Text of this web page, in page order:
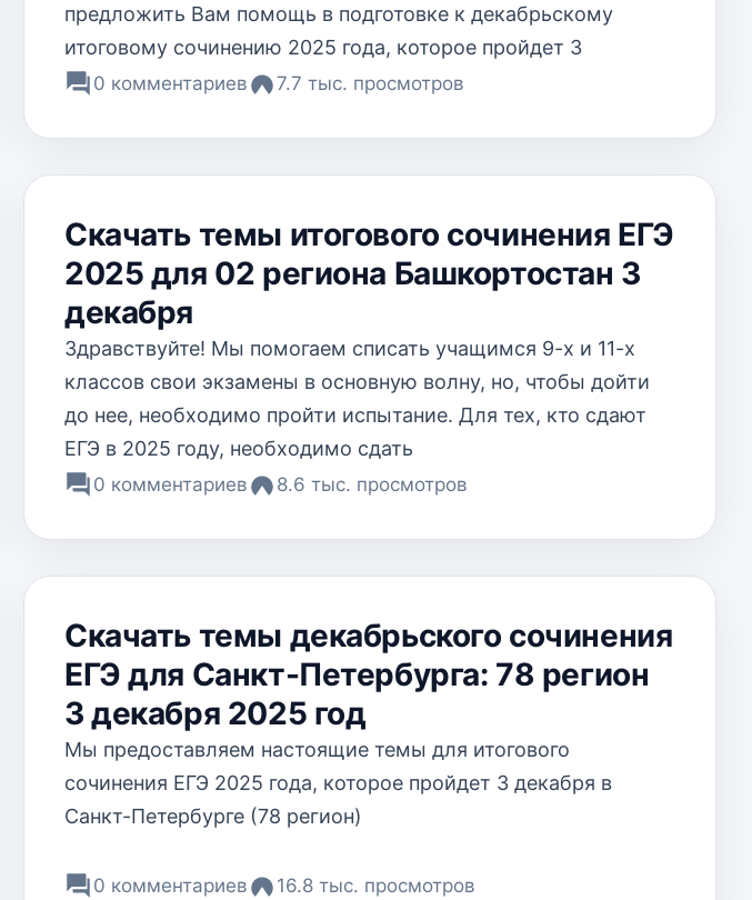
предложить Вам помощь в подготовке к декабрьскому
итоговому сочинению 2025 года, которое пройдет 3
0 комментариев 7.7 тыс. просмотров
Скачать темы итогового сочинения ЕГЭ
2025 для 02 региона Башкортостан 3
декабря
Здравствуйте! Мы помогаем списать учащимся 9-х и 11-х
классов свои экзамены в основную волну, но, чтобы дойти
до нее, необходимо пройти испытание. Для тех, кто сдают
ЕГЭ в 2025 году, необходимо сдать
0 комментариев 8.6 тыс. просмотров
Скачать темы декабрьского сочинения
ЕГЭ для Санкт-Петербурга: 78 регион
3 декабря 2025 год
Мы предоставляем настоящие темы для итогового
сочинения ЕГЭ 2025 года, которое пройдет 3 декабря в
Санкт-Петербурге (78 регион)
0 комментариев 16.8 тыс. просмотров